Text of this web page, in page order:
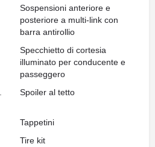
Sospensioni anteriore e
posteriore a multi-link con
barra antirollio
Specchietto di cortesia
illuminato per conducente e
passeggero
Spoiler al tetto
Tappetini
Tire kit